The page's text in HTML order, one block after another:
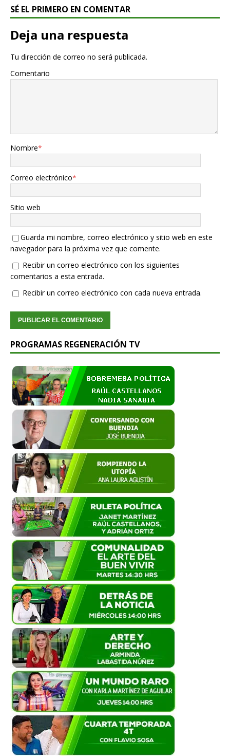
SÉ EL PRIMERO EN COMENTAR
Deja una respuesta
Tu dirección de correo no será publicada.
Comentario
Nombre*
Correo electrónico*
Sitio web
Guarda mi nombre, correo electrónico y sitio web en este
navegador para la próxima vez que comente.
Recibir un correo electrónico con los siguientes
comentarios a esta entrada.
Recibir un correo electrónico con cada nueva entrada.
PROGRAMAS REGENERACIÓN TV